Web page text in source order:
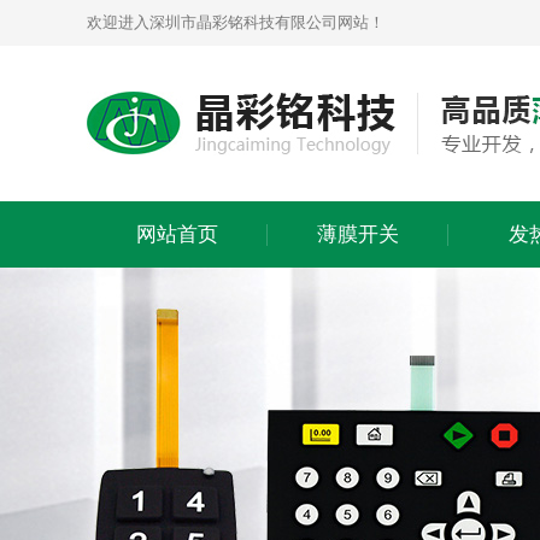
欢迎进入深圳市晶彩铭科技有限公司网站！
网站首页 薄膜开关 发